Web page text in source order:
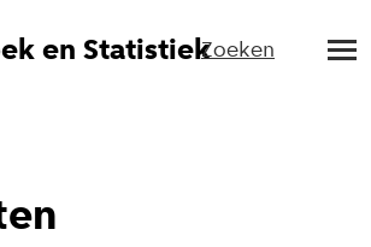
en StatistiekZoeken